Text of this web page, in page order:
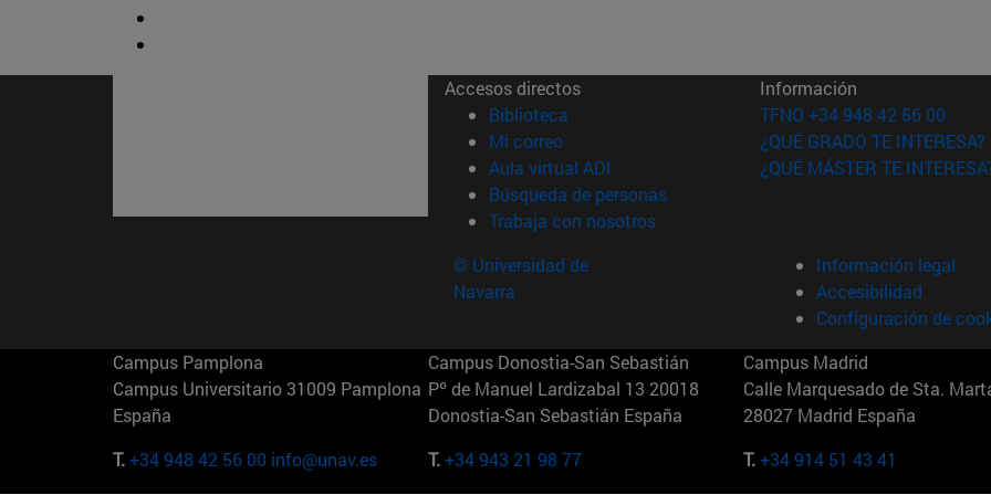
Accesos directos
Biblioteca (abre en nueva ventana)
Mi correo(abre en nueva ventana)
Aula virtual ADI (abre en nueva ventana)
Búsqueda de personas(abre en nueva ventana)
Trabaja con nosotros(abre en nueva ventana)
Información
TFNO +34 948 42 56 00
¿QUÉ GRADO TE INTERESA?
¿QUÉ MÁSTER TE
© Universidad de
Navarra
Información legal
Accesibilidad
Configuración de
Campus Pamplona
Campus Universitario 31009 Pamplona
España
T.+34 948 42 56 00 info@unav.es
Campus Donostia-San Sebastián
Pº de Manuel Lardizabal 13 20018
Donostia-San Sebastián España
T.+34 943 21 98 77
Campus Madrid
Calle Marquesado de Sta.
28027 Madrid España
T.+34 914 51 43 41